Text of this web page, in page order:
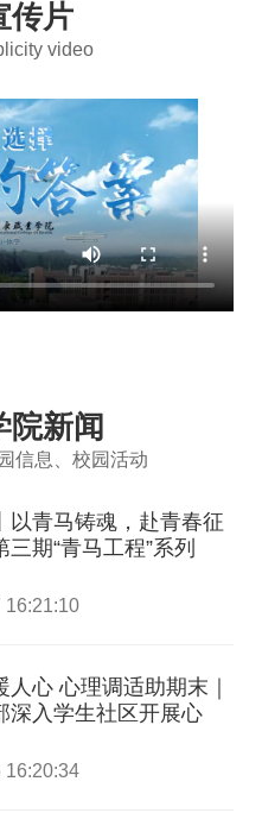
传片
video
院新闻
信息、校园活动
以青马铸魂，赴青春征
期“青马工程”系列
16:21:10
人心 心理调适助期末｜
深入学生社区开展心
16:20:34